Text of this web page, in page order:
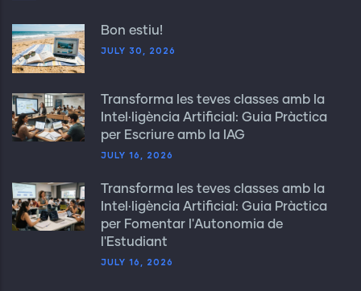
Bon estiu!
JULY 30, 2026
Transforma les teves classes amb la
Intel·ligència Artificial: Guia Pràctica
per Escriure amb la IAG
JULY 16, 2026
Transforma les teves classes amb la
Intel·ligència Artificial: Guia Pràctica
per Fomentar l'Autonomia de
l'Estudiant
JULY 16, 2026